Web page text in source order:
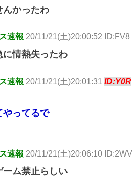
んかったわ
速報 20/11/21(土)20:00:52 ID:FV8
情熱失ったわ
速報 20/11/21(土)20:01:31 ID:Y0R
やってるで
速報 20/11/21(土)20:06:10 ID:2WV
ム禁止らしい